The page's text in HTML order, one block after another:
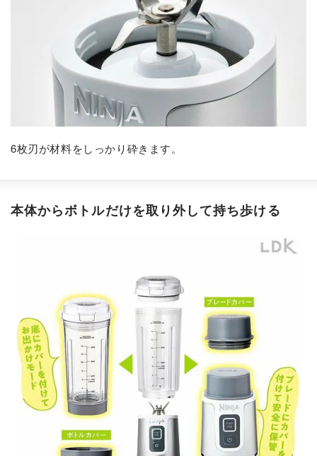
6枚刃が材料をしっかり砕きます。
本体からボトルだけを取り外して持ち歩ける